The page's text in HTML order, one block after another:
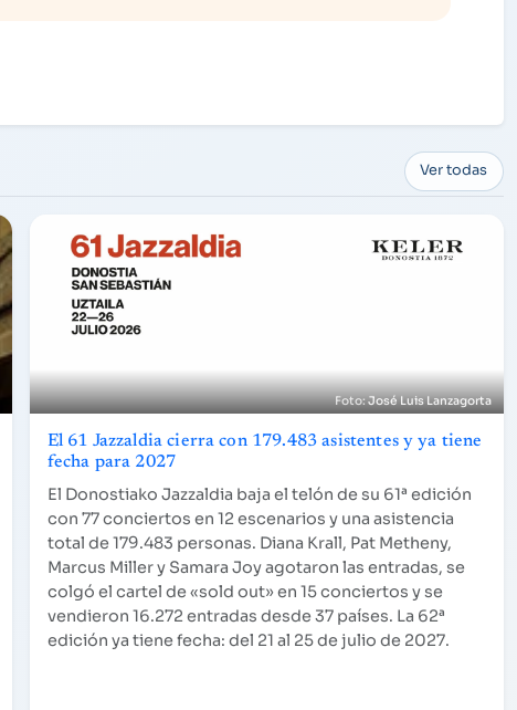
Ver todas
José Luis Lanzagorta
El 61 Jazzaldia cierra con 179.483 asistentes y ya tiene
fecha para 2027
El Donostiako Jazzaldia baja el telón de su 61ª edición
con 77 conciertos en 12 escenarios y una asistencia
total de 179.483 personas. Diana Krall, Pat Metheny,
Marcus Miller y Samara Joy agotaron las entradas, se
colgó el cartel de «sold out» en 15 conciertos y se
vendieron 16.272 entradas desde 37 países. La 62ª
edición ya tiene fecha: del 21 al 25 de julio de 2027.